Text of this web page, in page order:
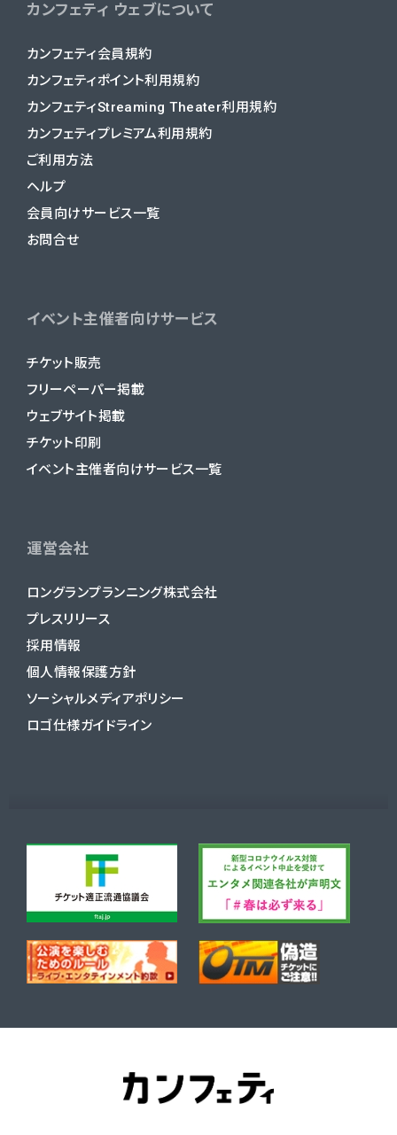
カンフェティ ウェブについて
カンフェティ会員規約
カンフェティポイント利用規約
カンフェティStreaming Theater利用規約
カンフェティプレミアム利用規約
ご利用方法
ヘルプ
会員向けサービス一覧
お問合せ
イベント主催者向けサービス
チケット販売
フリーペーパー掲載
ウェブサイト掲載
チケット印刷
イベント主催者向けサービス一覧
運営会社
ロングランプランニング株式会社
プレスリリース
採用情報
個人情報保護方針
ソーシャルメディアポリシー
ロゴ仕様ガイドライン